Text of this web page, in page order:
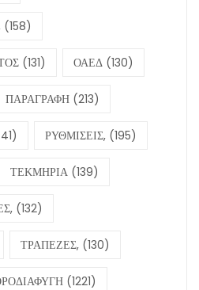
(158)
(131) ΟΑΕΔ (130)
ΠΑΡΑΓΡΑΦΗ (213)
ΡΥΘΜΙΣΕΙΣ, (195)
ΤΕΚΜΗΡΙΑ (139)
(132)
ΤΡΑΠΕΖΕΣ, (130)
(1221)